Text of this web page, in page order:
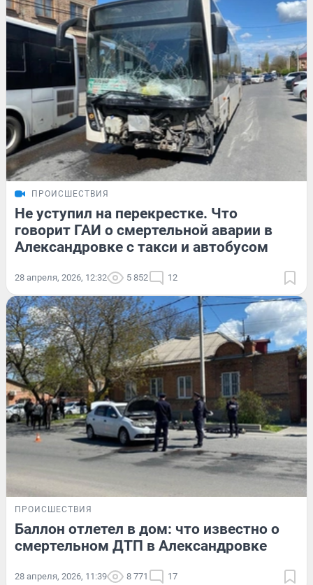
ПРОИСШЕСТВИЯ
Не уступил на перекрестке. Что
говорит ГАИ о смертельной аварии в
Александровке с такси и автобусом
28 апреля, 2026, 12:32 5 852 12
ПРОИСШЕСТВИЯ
Баллон отлетел в дом: что известно о
смертельном ДТП в Александровке
28 апреля, 2026, 11:39 8 771 17